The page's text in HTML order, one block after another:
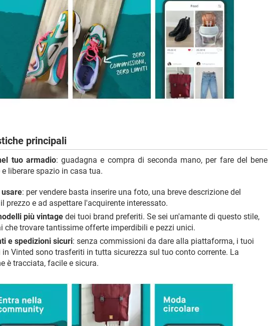
principali
tuo armadio: guadagna e compra di seconda mano, per fare del bene
liberare spazio in casa tua.
usare: per vendere basta inserire una foto, una breve descrizione del
prezzo e ad aspettare l'acquirente interessato.
più vintage dei tuoi brand preferiti. Se sei un'amante di questo stile,
che trovare tantissime offerte imperdibili e pezzi unici.
e spedizioni sicuri: senza commissioni da dare alla piattaforma, i tuoi
Vinted sono trasferiti in tutta sicurezza sul tuo conto corrente. La
è tracciata, facile e sicura.